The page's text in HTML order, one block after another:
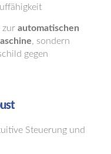
zur automatischen
, sondern
gegen
Steuerung und